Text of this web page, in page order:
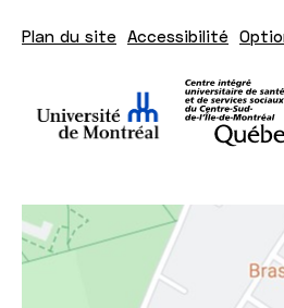
Plan du site Accessibilité